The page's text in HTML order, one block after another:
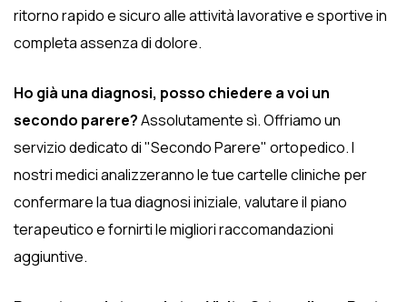
ritorno rapido e sicuro alle attività lavorative e sportive in
completa assenza di dolore.
Ho già una diagnosi, posso chiedere a voi un
secondo parere?Assolutamente sì. Offriamo un
servizio dedicato di "Secondo Parere" ortopedico. I
nostri medici analizzeranno le tue cartelle cliniche per
confermare la tua diagnosi iniziale, valutare il piano
terapeutico e fornirti le migliori raccomandazioni
aggiuntive.